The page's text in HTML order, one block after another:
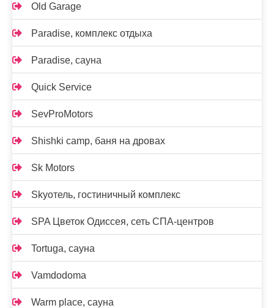
Old Garage
Paradise, комплекс отдыха
Paradise, сауна
Quick Service
SevProMotors
Shishki camp, баня на дровах
Sk Motors
Skyотель, гостиничный комплекс
SPA Цветок Одиссея, сеть СПА-центров
Tortuga, сауна
Vamdodoma
Warm place, сауна